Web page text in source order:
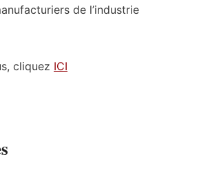
de l’industrie
cliquez ICI